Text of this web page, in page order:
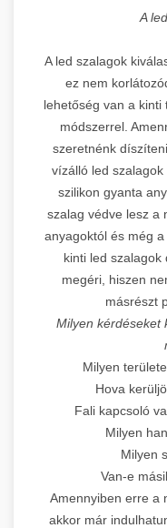
A
A led szalagok
ez nem
lehetőség van a
módszerrel.
szeretnénk
vízálló led szalagok
szilikon gyanta
szalag védve lesz a
anyagoktól és még
kinti led
megéri, hiszen
másrészt
Milyen kérdéseket
Milyen
Hova
Fali kapcsoló
Milyen
Milyen
Van-e
Amennyiben erre a
akkor már